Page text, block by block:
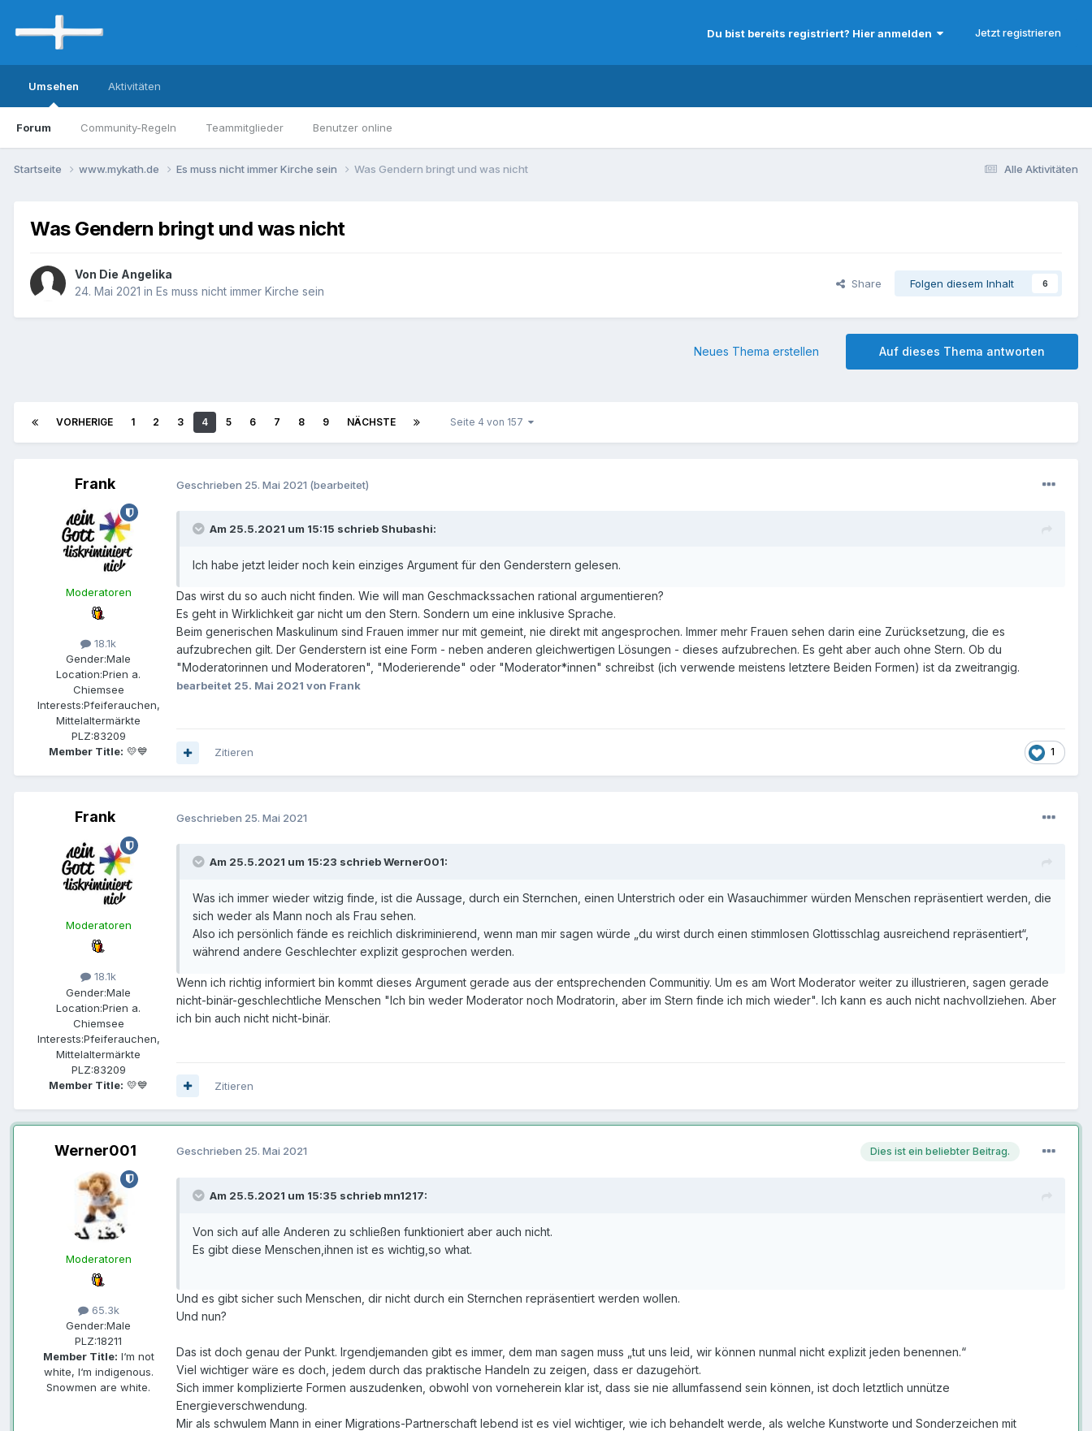
Du bist bereits registriert? Hier anmelden Jetzt registrieren
Umsehen
Forum Community-Regeln Teammitglieder Benutzer online
Aktivitäten
Alle Aktivitäten
Startseite www.mykath.de Es muss nicht immer Kirche sein Was Gendern bringt und was nicht
Was Gendern bringt und was nicht
Von Die Angelika
24. Mai 2021 in Es muss nicht immer Kirche sein
Share Folgen diesem Inhalt 6
Auf dieses Thema antworten
Neues Thema erstellen
VORHERIGE 1 2 3 4 5 6 7 8 9 NÄCHSTE Seite 4 von 157
Frank
Moderatoren
18.1k
Gender:Male
Location:Prien a.
Chiemsee
Interests:Pfeiferauchen,
Mittelaltermärkte
PLZ:83209
Member Title: 💛💙
Geschrieben 25. Mai 2021 (bearbeitet)
Am 25.5.2021 um 15:15 schrieb Shubashi:
Ich habe jetzt leider noch kein einziges Argument für den Genderstern gelesen.
Das wirst du so auch nicht finden. Wie will man Geschmackssachen rational argumentieren?
Es geht in Wirklichkeit gar nicht um den Stern. Sondern um eine inklusive Sprache.
Beim generischen Maskulinum sind Frauen immer nur mit gemeint, nie direkt mit angesprochen. Immer mehr Frauen sehen darin eine Zurücksetzung, die es
aufzubrechen gilt. Der Genderstern ist eine Form - neben anderen gleichwertigen Lösungen - dieses aufzubrechen. Es geht aber auch ohne Stern. Ob du
"Moderatorinnen und Moderatoren", "Moderierende" oder "Moderator*innen" schreibst (ich verwende meistens letztere Beiden Formen) ist da zweitrangig.
bearbeitet 25. Mai 2021 von Frank
1
Zitieren
Frank
Moderatoren
18.1k
Gender:Male
Location:Prien a.
Chiemsee
Interests:Pfeiferauchen,
Mittelaltermärkte
PLZ:83209
Member Title: 💛💙
Geschrieben 25. Mai 2021
Am 25.5.2021 um 15:23 schrieb Werner001:
Was ich immer wieder witzig finde, ist die Aussage, durch ein Sternchen, einen Unterstrich oder ein Wasauchimmer würden Menschen repräsentiert werden, die
sich weder als Mann noch als Frau sehen.
Also ich persönlich fände es reichlich diskriminierend, wenn man mir sagen würde „du wirst durch einen stimmlosen Glottisschlag ausreichend repräsentiert“,
während andere Geschlechter explizit gesprochen werden.
Wenn ich richtig informiert bin kommt dieses Argument gerade aus der entsprechenden Communitiy. Um es am Wort Moderator weiter zu illustrieren, sagen gerade
nicht-binär-geschlechtliche Menschen "Ich bin weder Moderator noch Modratorin, aber im Stern finde ich mich wieder". Ich kann es auch nicht nachvollziehen. Aber
ich bin auch nicht nicht-binär.
Zitieren
Werner001
Moderatoren
65.3k
Gender:Male
PLZ:18211
Member Title: I‘m not
white, I‘m indigenous.
Snowmen are white.
Dies ist ein beliebter Beitrag.
Geschrieben 25. Mai 2021
Am 25.5.2021 um 15:35 schrieb mn1217:
Von sich auf alle Anderen zu schließen funktioniert aber auch nicht.
Es gibt diese Menschen,ihnen ist es wichtig,so what.
Und es gibt sicher such Menschen, dir nicht durch ein Sternchen repräsentiert werden wollen.
Und nun?
Das ist doch genau der Punkt. Irgendjemanden gibt es immer, dem man sagen muss „tut uns leid, wir können nunmal nicht explizit jeden benennen.“
Viel wichtiger wäre es doch, jedem durch das praktische Handeln zu zeigen, dass er dazugehört.
Sich immer komplizierte Formen auszudenken, obwohl von vorneherein klar ist, dass sie nie allumfassend sein können, ist doch letztlich unnütze
Energieverschwendung.
Mir als schwulem Mann in einer Migrations-Partnerschaft lebend ist es viel wichtiger, wie ich behandelt werde, als welche Kunstworte und Sonderzeichen mit